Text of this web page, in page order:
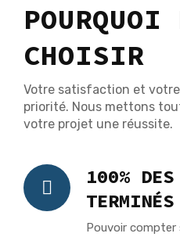
POURQUOI
CHOISIR
Votre satisfaction et
priorité. Nous mettons
votre projet une réussite.
100%
TERMINÉS
Pouvoir compter